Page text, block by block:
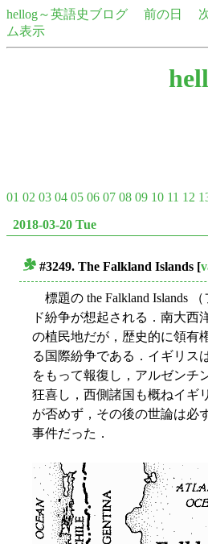
hellog～英語史ブログ 前の日
ム表示
01 02 03 04 05 06 07 08 09 10 11 12
2018-03-20 Tue
#3249. The Falkland Islands [
標題の the Falkland Islands
ド紛争が想起される．南大西
の植民地だが，歴史的に領有
る国際紛争である．イギリス
をもって報復し，アルゼンチ
狂喜し，西側諸国も概ねイギ
が否めず，その後の世論は必
事件だった．